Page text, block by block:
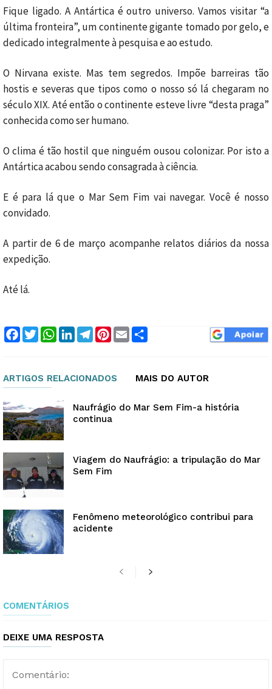
Fique ligado. A Antártica é outro universo. Vamos visitar “a
última fronteira”, um continente gigante tomado por gelo, e
dedicado integralmente à pesquisa e ao estudo.
O Nirvana existe. Mas tem segredos. Impõe barreiras tão
hostis e severas que tipos como o nosso só lá chegaram no
século XIX. Até então o continente esteve livre “desta praga”
conhecida como ser humano.
O clima é tão hostil que ninguém ousou colonizar. Por isto a
Antártica acabou sendo consagrada à ciência.
E é para lá que o Mar Sem Fim vai navegar. Você é nosso
convidado.
A partir de 6 de março acompanhe relatos diários da nossa
expedição.
Até lá.
Facebook
TwitterWhatsApp
LinkedInTelegram
Pinterest
Email
ARTIGOS RELACIONADOS MAIS DO AUTOR
Naufrágio do Mar Sem Fim-a história
continua
Viagem do Naufrágio: a tripulação do Mar
Sem Fim
Fenômeno meteorológico contribui para
acidente
COMENTÁRIOS
DEIXE UMA RESPOSTA